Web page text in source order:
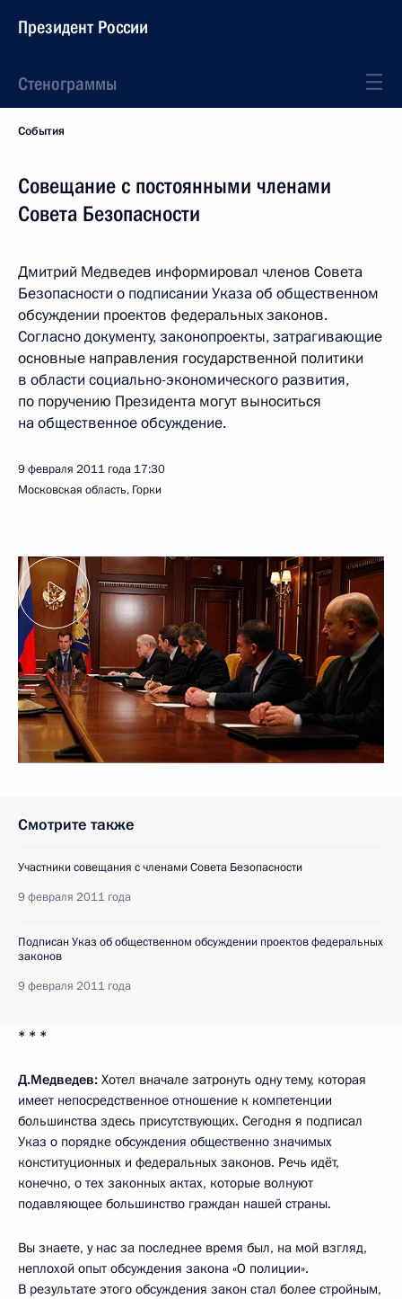
Президент России
Стенограммы
События
Совещание с постоянными членами
Совета Безопасности
Дмитрий Медведев информировал членов Совета
Безопасности о подписании Указа об общественном
обсуждении проектов федеральных законов.
Согласно документу, законопроекты, затрагивающие
основные направления государственной политики
в области социально-экономического развития,
по поручению Президента могут выноситься
на общественное обсуждение.
9 февраля 2011 года 17:30
Московская область, Горки
Смотрите также
Участники совещания с членами Совета Безопасности
9 февраля 2011 года
Подписан Указ об общественном обсуждении проектов федеральных
законов
9 февраля 2011 года
* * *
Д.Медведев: Хотел вначале затронуть одну тему, которая
имеет непосредственное отношение к компетенции
большинства здесь присутствующих. Сегодня я подписал
Указ о порядке обсуждения общественно значимых
конституционных и федеральных законов. Речь идёт,
конечно, о тех законных актах, которые волнуют
подавляющее большинство граждан нашей страны.
Вы знаете, у нас за последнее время был, на мой взгляд,
неплохой опыт обсуждения закона «О полиции».
В результате этого обсуждения закон стал более стройным,